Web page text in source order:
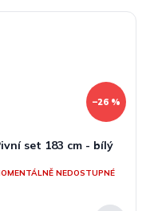
–26 %
set 183 cm - bílý
NEDOSTUPNÉ